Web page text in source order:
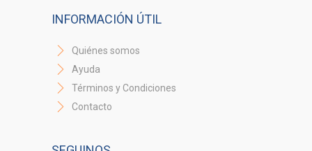
INFORMACIÓN ÚTIL
Quiénes somos
Ayuda
Términos y Condiciones
Contacto